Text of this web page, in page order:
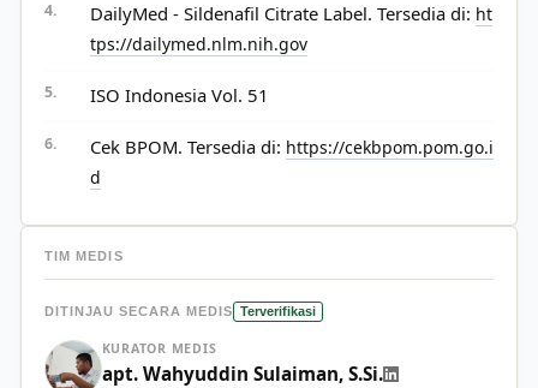
DailyMed - Sildenafil Citrate Label. Tersedia di: ht
tps://dailymed.nlm.nih.gov
ISO Indonesia Vol. 51
Cek BPOM. Tersedia di: https://cekbpom.pom.go.i
d
TIM MEDIS
DITINJAU SECARA MEDIS Terverifikasi
KURATOR MEDIS
apt. Wahyuddin Sulaiman, S.Si.